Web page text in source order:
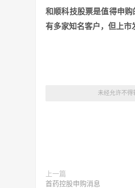
和顺科技股票是值得申
有多家知名客户，但上市
未经允许不得
上一篇
首药控股申购消息